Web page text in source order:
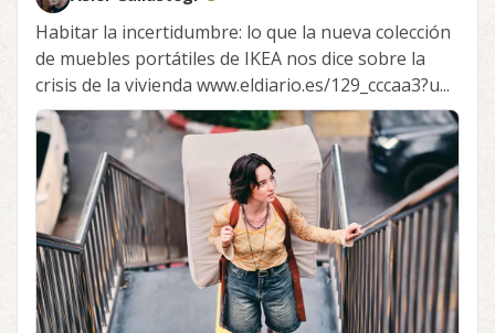
Habitar la incertidumbre: lo que la nueva colección
de muebles portátiles de IKEA nos dice sobre la
crisis de la vivienda www.eldiario.es/129_cccaa3?u...